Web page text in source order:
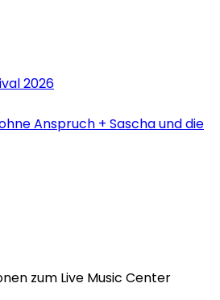
2026
Anspruch + Sascha und die
zum Live Music Center